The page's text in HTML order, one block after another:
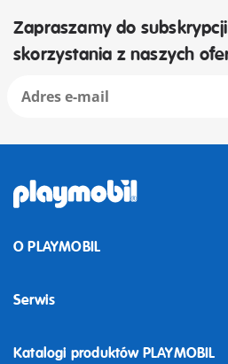
Zapraszamy do
skorzystania z naszych
O PLAYMOBIL
Serwis
Katalogi produktów PLAYMOBIL